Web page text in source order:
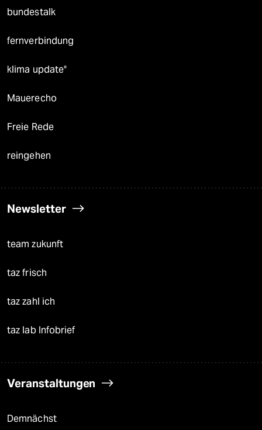
bundestalk
fernverbindung
klima update°
Mauerecho
Freie Rede
reingehen
Newsletter
team zukunft
taz frisch
taz zahl ich
taz lab Infobrief
Veranstaltungen
Demnächst